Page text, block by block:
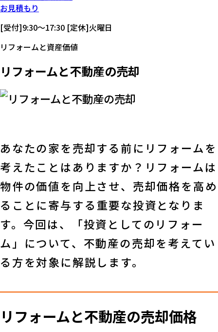
お見積もり
[受付]9:30～17:30 [定休]火曜日
リフォームと資産価値
リフォームと不動産の売却
あなたの家を売却する前にリフォームを
考えたことはありますか？リフォームは
物件の価値を向上させ、売却価格を高め
ることに寄与する重要な投資となりま
す。今回は、「投資としてのリフォー
ム」について、不動産の売却を考えてい
る方を対象に解説します。
リフォームと不動産の売却価格